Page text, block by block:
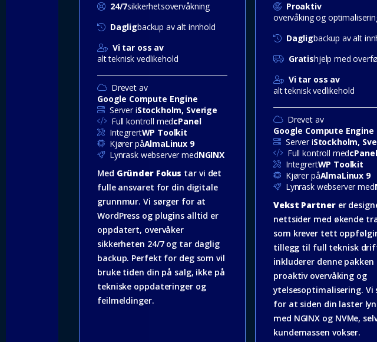
24/7sikkerhetsovervåkning
Dagligbackup av alt innhold
Vi tar oss av
alt teknisk vedlikehold
Drevet av
Google Compute Engine
Server iStockholm, Sverige
Full kontroll medcPanel
IntegrertWP Toolkit
Kjører påAlmaLinux 9
Lynrask webserver medNGINX
Med Gründer Fokus tar vi det
fulle ansvaret for din digitale
grunnmur. Vi sørger for at
WordPress og plugins alltid er
oppdatert, overvåker
sikkerheten 24/7 og tar daglig
backup. Perfekt for deg som vil
bruke tiden din på salg, ikke på
tekniske oppdateringer og
feilmeldinger.
Proaktiv
overvåking og
Dagligbackup av alt
Gratishjelp med
Vi tar oss av
alt teknisk vedlikehold
Drevet av
Google Compute Engine
Server iStockholm,
Full kontroll medcPanel
IntegrertWP Toolkit
Kjører påAlmaLinux 9
Lynrask webserver med
Vekst Partnerer
nettsider med økende
som krever tett
tillegg til full teknisk
inkluderer denne pakken
proaktiv overvåking og
ytelsesoptimalisering. Vi
for at siden din laster
med NGINX og NVMe,
kundemassen vokser.